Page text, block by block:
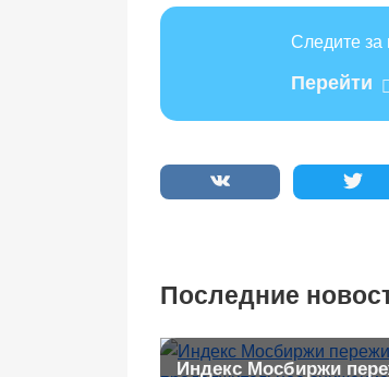
Следите за
Перейти
Последние
Индекс Мосбиржи